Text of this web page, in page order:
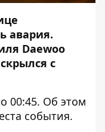
авария.
Daewoo
с
00:45. Об этом
события.